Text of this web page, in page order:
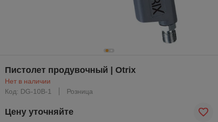
Пистолет продувочный | Otrix
Нет в наличии
Код: DG-10B-1
Розница
Цену уточняйте